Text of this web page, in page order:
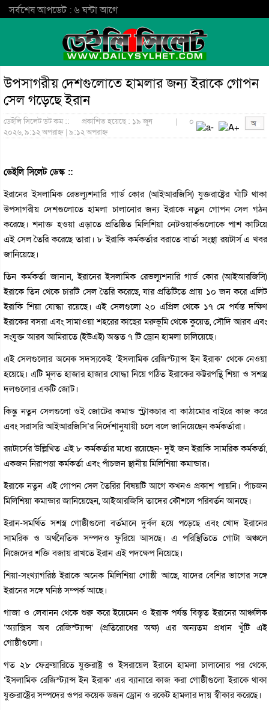
সর্বশেষ আপডেট : ৬ ঘন্টা আগে
উপসাগরীয় দেশগুলোতে হামলার জন্য ইরাকে গোপন
সেল গড়েছে ইরান
ডেইলি সিলেট ডট কম ::
প্রকাশিত হয়েছে : ১৯ জুন
২০২৬, ৯:১২ অপরাহ্ন | ৯:১২ অপরাহ্ন
| ০
ডেইলি সিলেট ডেস্ক ::
ইরানের ইসলামিক রেভল্যুশনারি গার্ড কোর (আইআরজিসি) যুক্তরাষ্ট্রের ঘাঁটি থাকা
উপসাগরীয় দেশগুলোতে হামলা চালানোর জন্য ইরাকে নতুন গোপন সেল গঠন
করেছে। শনাক্ত হওয়া এড়াতে প্রতিষ্ঠিত মিলিশিয়া নেটওয়ার্কগুলোকে পাশ কাটিয়ে
এই সেল তৈরি করেছে তারা। ৮ ইরাকি কর্মকর্তার বরাতে বার্তা সংস্থা রয়টার্স এ খবর
জানিয়েছে।
তিন কর্মকর্তা জানান, ইরানের ইসলামিক রেভল্যুশনারি গার্ড কোর (আইআরজিসি)
ইরাকে তিন থেকে চারটি সেল তৈরি করেছে, যার প্রতিটিতে প্রায় ১০ জন করে এলিট
ইরাকি শিয়া যোদ্ধা রয়েছে। এই সেলগুলো ২০ এপ্রিল থেকে ১৭ মে পর্যন্ত দক্ষিণ
ইরাকের বসরা এবং সামাওয়া শহরের কাছের মরুভূমি থেকে কুয়েত, সৌদি আরব এবং
সংযুক্ত আরব আমিরাতে (ইউএই) অন্তত ৭ টি ড্রোন হামলা চালিয়েছে।
এই সেলগুলোর অনেক সদস্যকেই ‘ইসলামিক রেজিস্ট্যান্স ইন ইরাক’ থেকে নেওয়া
হয়েছে। এটি মূলত হাজার হাজার যোদ্ধা নিয়ে গঠিত ইরাকের কট্টরপন্থি শিয়া ও সশস্ত্র
দলগুলোর একটি জোট।
কিন্তু নতুন সেলগুলো ওই জোটের কমান্ড স্ট্রাকচার বা কাঠামোর বাইরে কাজ করে
এবং সরাসরি আইআরজিসি’র নির্দেশানুযায়ী চলে বলে জানিয়েছেন কর্মকর্তারা।
রয়টার্সের উল্লিখিত এই ৮ কর্মকর্তার মধ্যে রয়েছেন- দুই জন ইরাকি সামরিক কর্মকর্তা,
একজন নিরাপত্তা কর্মকর্তা এবং পাঁচজন স্থানীয় মিলিশিয়া কমান্ডার।
ইরাকে নতুন এই গোপন সেল তৈরির বিষয়টি আগে কখনও প্রকাশ পায়নি। পাঁচজন
মিলিশিয়া কমান্ডার জানিয়েছেন, আইআরজিসি তাদের কৌশলে পরিবর্তন আনছে।
ইরান-সমর্থিত সশস্ত্র গোষ্ঠীগুলো বর্তমানে দুর্বল হয়ে পড়েছে এবং খোদ ইরানের
সামরিক ও অর্থনৈতিক সম্পদও ফুরিয়ে আসছে। এ পরিস্থিতিতে গোটা অঞ্চলে
নিজেদের শক্তি বজায় রাখতে ইরান এই পদক্ষেপ নিয়েছে।
শিয়া-সংখ্যাগরিষ্ঠ ইরাকে অনেক মিলিশিয়া গোষ্ঠী আছে, যাদের বেশির ভাগের সঙ্গে
ইরানের সঙ্গে ঘনিষ্ঠ সম্পর্ক আছে।
গাজা ও লেবানন থেকে শুরু করে ইয়েমেন ও ইরাক পর্যন্ত বিস্তৃত ইরানের আঞ্চলিক
‘অ্যাক্সিস অব রেজিস্ট্যান্স’ (প্রতিরোধের অক্ষ) এর অন্যতম প্রধান খুঁটি এই
গোষ্ঠীগুলো।
গত ২৮ ফেব্রুয়ারিতে যুক্তরাষ্ট্র ও ইসরায়েল ইরানে হামলা চালানোর পর থেকে,
‘ইসলামিক রেজিস্ট্যান্স ইন ইরাক’ এর ব্যানারে কাজ করা গোষ্ঠীগুলো ইরাকে থাকা
যুক্তরাষ্ট্রের সম্পদের ওপর কয়েক ডজন ড্রোন ও রকেট হামলার দায় স্বীকার করেছে।